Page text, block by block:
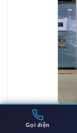
Gọi điện
Kích thước:
Trọng lượng: